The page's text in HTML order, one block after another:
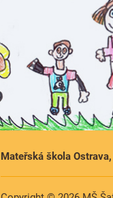
Mateřská škola